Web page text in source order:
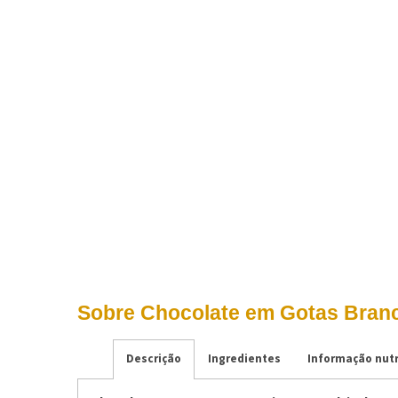
Sobre Chocolate em Gotas
Descrição Ingredientes Informação